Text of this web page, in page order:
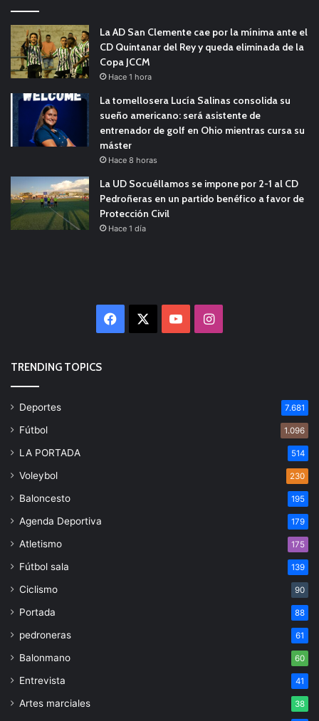
La AD San Clemente cae por la mínima ante el
CD Quintanar del Rey y queda eliminada de la
Copa JCCM
Hace 1 hora
La tomellosera Lucía Salinas consolida su
sueño americano: será asistente de
entrenador de golf en Ohio mientras cursa su
máster
Hace 8 horas
La UD Socuéllamos se impone por 2-1 al CD
Pedroñeras en un partido benéfico a favor de
Protección Civil
Hace 1 día
Facebook YouTubeInstagram
TRENDING TOPICS
Deportes 7.681
Fútbol 1.096
LA PORTADA 514
Voleybol 230
Baloncesto 195
Agenda Deportiva 179
Atletismo 175
Fútbol sala 139
Ciclismo 90
Portada 88
pedroneras 61
Balonmano 60
Entrevista 41
Artes marciales 38